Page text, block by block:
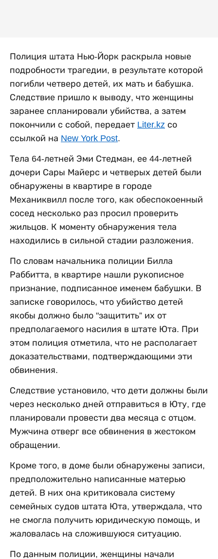
Полиция штата Нью-Йорк раскрыла новые
подробности трагедии, в результате которой
погибли четверо детей, их мать и бабушка.
Следствие пришло к выводу, что женщины
заранее спланировали убийства, а затем
покончили с собой, передает Liter.kz со
ссылкой на New York Post.
Тела 64-летней Эми Стедман, ее 44-летней
дочери Сары Майерс и четверых детей были
обнаружены в квартире в городе
Механиквилл после того, как обеспокоенный
сосед несколько раз просил проверить
жильцов. К моменту обнаружения тела
находились в сильной стадии разложения.
По словам начальника полиции Билла
Раббитта, в квартире нашли рукописное
признание, подписанное именем бабушки. В
записке говорилось, что убийство детей
якобы должно было "защитить” их от
предполагаемого насилия в штате Юта. При
этом полиция отметила, что не располагает
доказательствами, подтверждающими эти
обвинения.
Следствие установило, что дети должны были
через несколько дней отправиться в Юту, где
планировали провести два месяца с отцом.
Мужчина отверг все обвинения в жестоком
обращении.
Кроме того, в доме были обнаружены записи,
предположительно написанные матерью
детей. В них она критиковала систему
семейных судов штата Юта, утверждала, что
не смогла получить юридическую помощь, и
жаловалась на сложившуюся ситуацию.
По данным полиции, женщины начали